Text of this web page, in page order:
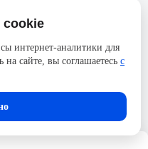
Acti 9
250
, чтобы иметь
могут отличаться от реального
АйДистрибьют не несёт
модели товаров фотографиям,
интернет-аналитики для
на сайте, вы соглашаетесь с